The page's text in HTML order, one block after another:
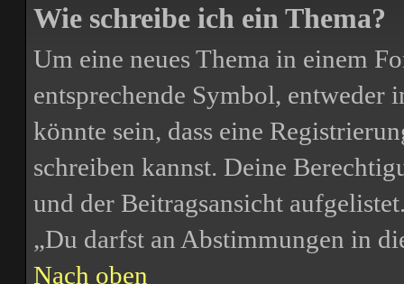
Wie schreibe ich ein Thema?
Um eine neues Thema in einem
entsprechende Symbol, entweder
könnte sein, dass eine
schreiben kannst. Deine
und der Beitragsansicht
„Du darfst an Abstimmungen in
Nach oben